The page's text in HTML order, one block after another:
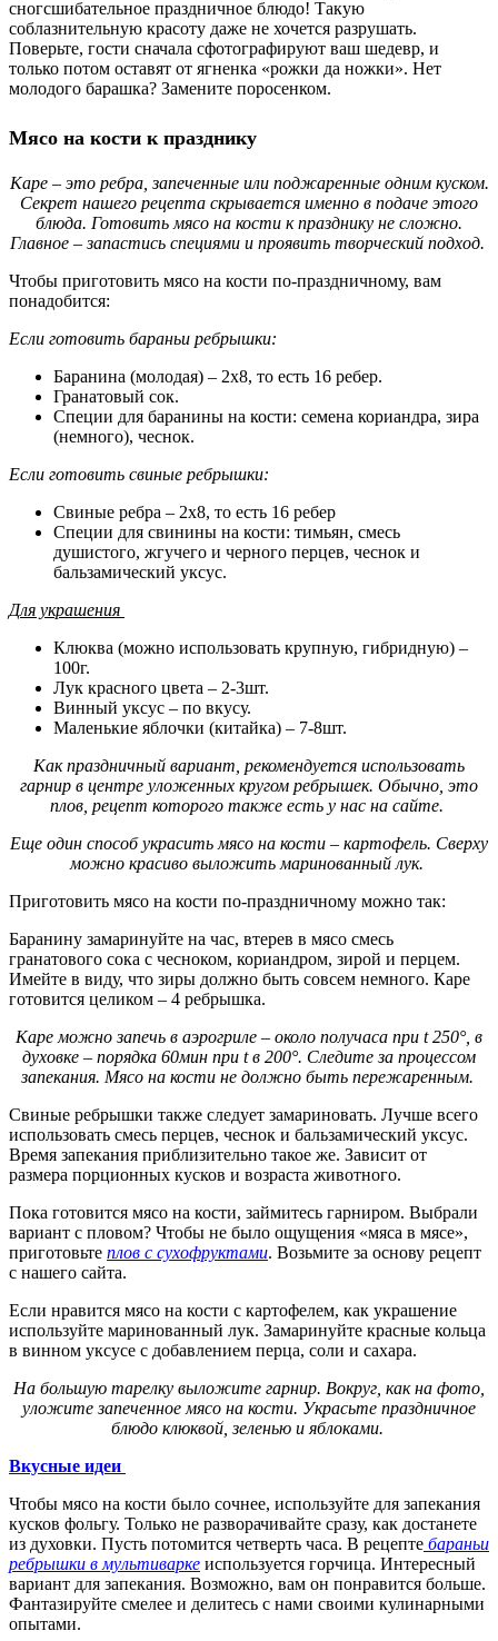
сногсшибательное праздничное блюдо! Такую
соблазнительную красоту даже не хочется разрушать.
Поверьте, гости сначала сфотографируют ваш шедевр, и
только потом оставят от ягненка «рожки да ножки». Нет
молодого барашка? Замените поросенком.
Мясо на кости к празднику
Каре – это ребра, запеченные или поджаренные одним куском.
Секрет нашего рецепта скрывается именно в подаче этого
блюда. Готовить мясо на кости к празднику не сложно.
Главное – запастись специями и проявить творческий подход.
Чтобы приготовить мясо на кости по-праздничному, вам
понадобится:
Если готовить бараньи ребрышки:
Баранина (молодая) – 2х8, то есть 16 ребер.
Гранатовый сок.
Специи для баранины на кости: семена кориандра, зира
(немного), чеснок.
Если готовить свиные ребрышки:
Свиные ребра – 2х8, то есть 16 ребер
Специи для свинины на кости: тимьян, смесь
душистого, жгучего и черного перцев, чеснок и
бальзамический уксус.
Для украшения
Клюква (можно использовать крупную, гибридную) –
100г.
Лук красного цвета – 2-3шт.
Винный уксус – по вкусу.
Маленькие яблочки (китайка) – 7-8шт.
Как праздничный вариант, рекомендуется использовать
гарнир в центре уложенных кругом ребрышек. Обычно, это
плов, рецепт которого также есть у нас на сайте.
Еще один способ украсить мясо на кости – картофель. Сверху
можно красиво выложить маринованный лук.
Приготовить мясо на кости по-праздничному можно так:
Баранину замаринуйте на час, втерев в мясо смесь
гранатового сока с чесноком, кориандром, зирой и перцем.
Имейте в виду, что зиры должно быть совсем немного. Каре
готовится целиком – 4 ребрышка.
Каре можно запечь в аэрогриле – около получаса при t 250°, в
духовке – порядка 60мин при t в 200°. Следите за процессом
запекания. Мясо на кости не должно быть пережаренным.
Свиные ребрышки также следует замариновать. Лучше всего
использовать смесь перцев, чеснок и бальзамический уксус.
Время запекания приблизительно такое же. Зависит от
размера порционных кусков и возраста животного.
Пока готовится мясо на кости, займитесь гарниром. Выбрали
вариант с пловом? Чтобы не было ощущения «мяса в мясе»,
приготовьте плов с сухофруктами. Возьмите за основу рецепт
с нашего сайта.
Если нравится мясо на кости с картофелем, как украшение
используйте маринованный лук. Замаринуйте красные кольца
в винном уксусе с добавлением перца, соли и сахара.
На большую тарелку выложите гарнир. Вокруг, как на фото,
уложите запеченное мясо на кости. Украсьте праздничное
блюдо клюквой, зеленью и яблоками.
Вкусные идеи
Чтобы мясо на кости было сочнее, используйте для запекания
кусков фольгу. Только не разворачивайте сразу, как достанете
из духовки. Пусть потомится четверть часа. В рецепте бараньи
ребрышки в мультиварке используется горчица. Интересный
вариант для запекания. Возможно, вам он понравится больше.
Фантазируйте смелее и делитесь с нами своими кулинарными
опытами.